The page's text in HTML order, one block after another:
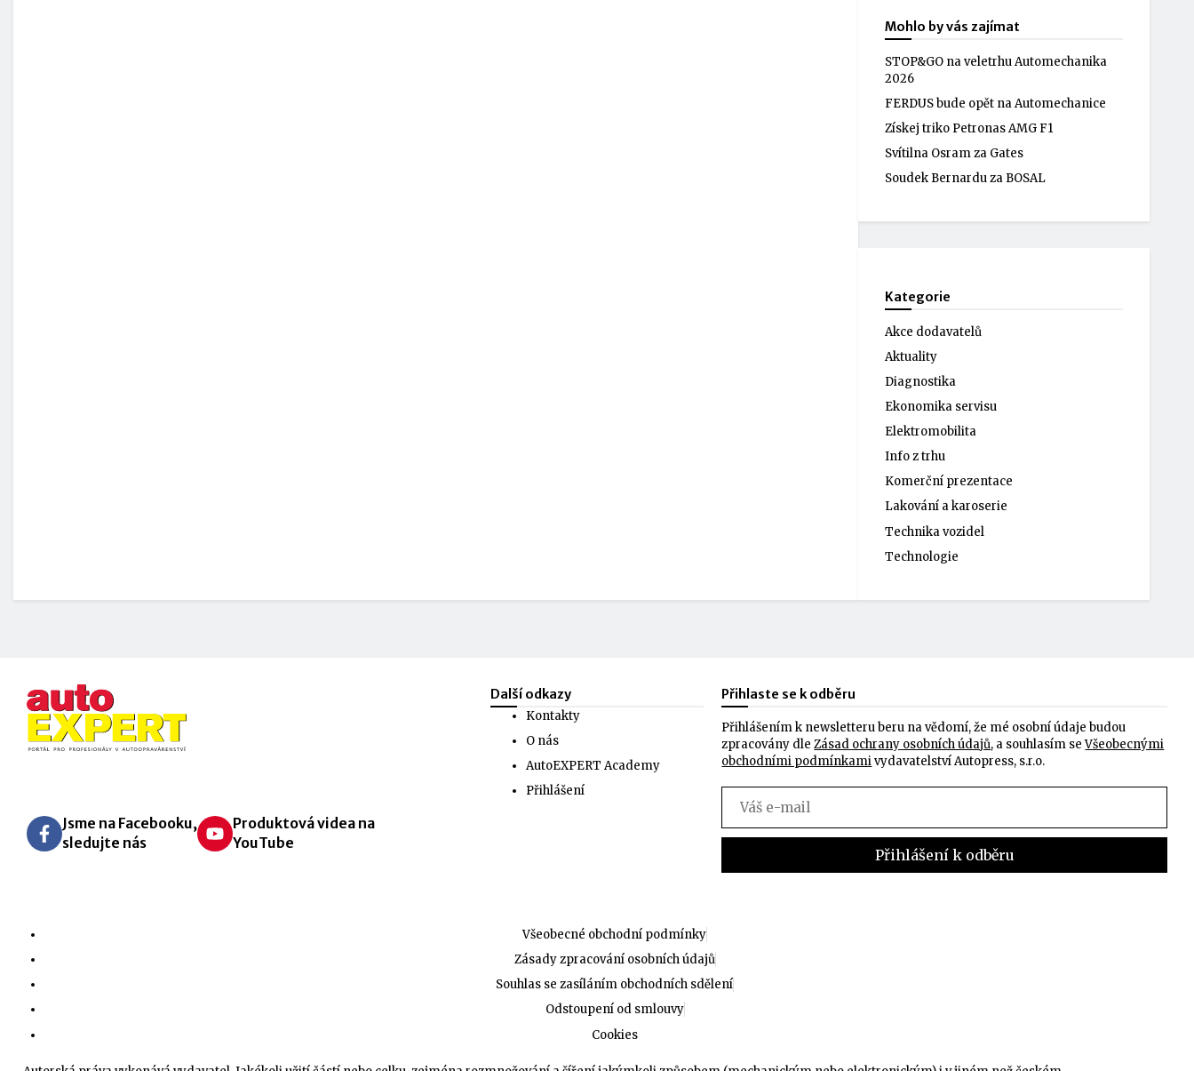
Mohlo by vás zajímat
STOP&GO na veletrhu Automechanika
2026
FERDUS bude opět na Automechanice
Získej triko Petronas AMG F1
Svítilna Osram za Gates
Soudek Bernardu za BOSAL
Kategorie
Akce dodavatelů
Aktuality
Diagnostika
Ekonomika servisu
Elektromobilita
Info z trhu
Komerční prezentace
Lakování a karoserie
Technika vozidel
Technologie
Další odkazy
Kontakty
O nás
AutoEXPERT Academy
Přihlášení
Přihlaste se k odběru
Přihlášením k newsletteru beru na vědomí, že mé osobní údaje budou
zpracovány dleZásad ochrany osobních údajů, a souhlasím seVšeobecnými
obchodními podmínkamivydavatelství Autopress, s.r.o.
Jsme na Facebooku,
sledujte nás
Produktová videa na
YouTube
Všeobecné obchodní podmínky
Zásady zpracování osobních údajů
Souhlas se zasíláním obchodních sdělení
Odstoupení od smlouvy
Cookies